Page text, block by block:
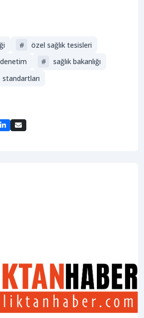
#
özel sağlık tesisleri
#
sağlik bakanliği
standartları